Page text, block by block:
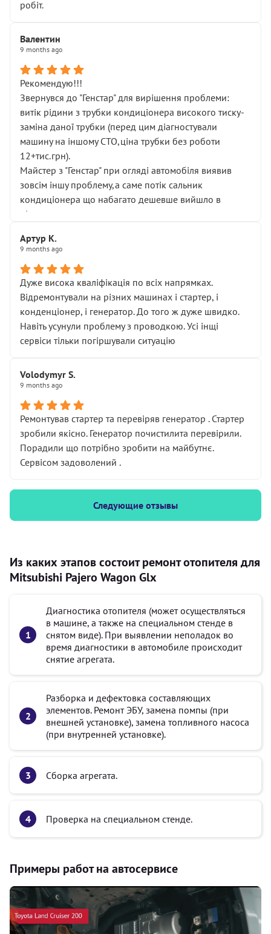
робіт.
Валентин
9 months ago
Рекомендую!!!
Звернувся до "Генстар" для вирішення проблеми:
витік рідини з трубки кондиціонера високого тиску-
заміна даної трубки (перед цим діагностували
машину на іншому СТО,ціна трубки без роботи
12+тис.грн).
Майстер з "Генстар" при огляді автомобіля виявив
зовсім іншу проблему,а саме потік сальник
кондиціонера що набагато дешевше вийшло в
підсумку.
Артур К.
9 months ago
Дуже висока кваліфікація по всіх напрямках.
Відремонтували на різних машинах і стартер, і
конденціонер, і генератор. До того ж дуже швидко.
Навіть усунули проблему з проводкою. Усі інщі
сервіси тільки погіршували ситуацію
Volodymyr S.
9 months ago
Ремонтував стартер та перевіряв генератор . Стартер
зробили якісно. Генератор почистилита перевірили.
Порадили що потрібно зробити на майбутнє.
Сервісом задоволений .
Следующие отзывы
Из каких этапов состоит ремонт отопителя для
Mitsubishi Pajero Wagon Glx
Диагностика отопителя (может осуществляться
в машине, а также на специальном стенде в
снятом виде). При выявлении неполадок во
время диагностики в автомобиле происходит
снятие агрегата.
Разборка и дефектовка составляющих
элементов. Ремонт ЭБУ, замена помпы (при
внешней установке), замена топливного насоса
(при внутренней установке).
Сборка агрегата.
Проверка на специальном стенде.
Примеры работ на автосервисе